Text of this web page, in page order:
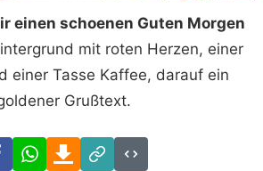
einen schoenen Guten Morgen
mit roten Herzen, einer
einer Tasse Kaffee, darauf ein
Grußtext.
FacebookWhatsAppDownload
Link
Code